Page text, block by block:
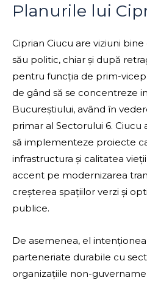
Planurile lui
Ciprian Ciucu are viziuni
său politic, chiar și după
pentru funcția de prim-
de gând să se concentreze
Bucureștiului, având în
primar al Sectorului 6. Ciucu
să implementeze proiecte
infrastructura și calitatea
accent pe modernizarea
creșterea spațiilor verzi și
publice.
De asemenea, el
parteneriate durabile cu
organizațiile non-